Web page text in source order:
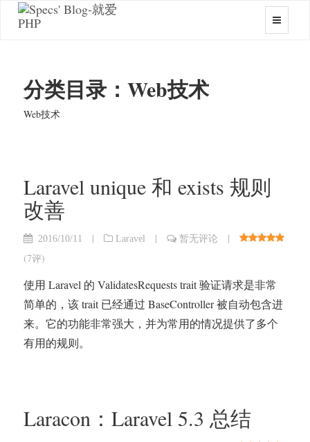
分类目录：Web技术
Web技术
Laravel unique 和 exists 规则
改善
2016/10/11 | Laravel | 暂无评论
|
(7评)
使用 Laravel 的 ValidatesRequests trait 验证请求是非常
简单的，该 trait 已经通过 BaseController 被自动包含进
来。它的功能非常强大，并为常用的情况提供了多个
有用的规则。
Laracon：Laravel 5.3 总结